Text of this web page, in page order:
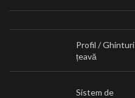
Profil / Ghinturi
țeavă
Sistem de